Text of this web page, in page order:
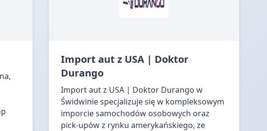
Import aut z USA | Doktor
Durango
Import aut z USA | Doktor Durango w
Świdwinie specjalizuje się w kompleksowym
imporcie samochodów osobowych oraz
pick-upów z rynku amerykańskiego, ze